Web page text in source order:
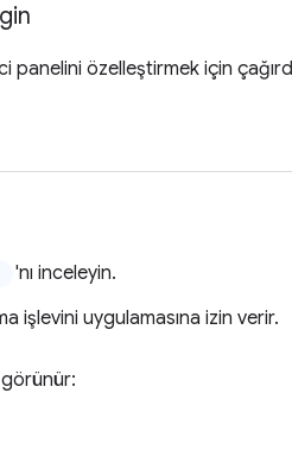
panelini özelleştirmek için
'nı inceleyin.
işlevini uygulamasına izin verir.